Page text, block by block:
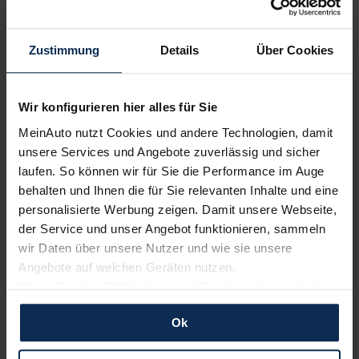
Zustimmung Details Über Cookies
Wir konfigurieren hier alles für Sie
MeinAuto nutzt Cookies und andere Technologien, damit
unsere Services und Angebote zuverlässig und sicher
laufen. So können wir für Sie die Performance im Auge
behalten und Ihnen die für Sie relevanten Inhalte und eine
personalisierte Werbung zeigen. Damit unsere Webseite,
der Service und unser Angebot funktionieren, sammeln
wir Daten über unsere Nutzer und wie sie unsere
Angebote auf welchen Geräten nutzen.
Wenn Sie das „OK“ finden, sind Sie damit einverstanden
und erlauben uns Cookies für unseren Service zu
verwenden und diese Daten an Dritte weiterzugeben,
etwa an unsere Marketingpartner. Falls Sie dem nicht
Ok
Volvo Renault
Polestar KIA